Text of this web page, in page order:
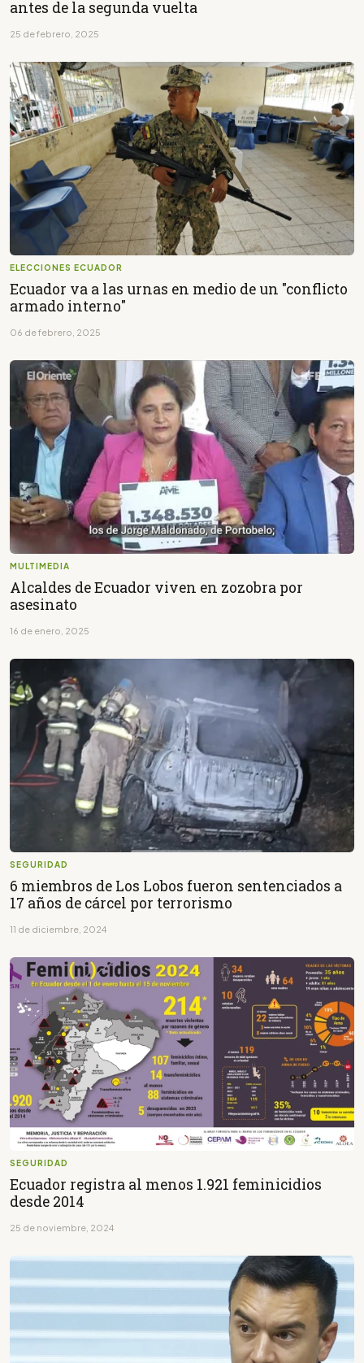
antes de la segunda vuelta
25 de febrero, 2025
ELECCIONES ECUADOR
Ecuador va a las urnas en medio de un "conflicto
armado interno"
06 de febrero, 2025
MULTIMEDIA
Alcaldes de Ecuador viven en zozobra por
asesinato
16 de enero, 2025
SEGURIDAD
6 miembros de Los Lobos fueron sentenciados a
17 años de cárcel por terrorismo
11 de diciembre, 2024
SEGURIDAD
Ecuador registra al menos 1.921 feminicidios
desde 2014
25 de noviembre, 2024